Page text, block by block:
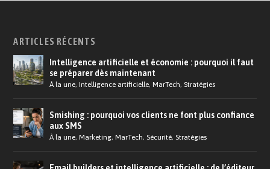
ARTICLES RÉCENTS
Intelligence artificielle et économie : pourquoi il faut
se préparer dès maintenant
À la une,Intelligence artificielle,MarTech, Stratégies
Smishing : pourquoi vos clients ne font plus confiance
aux SMS
À la une,Marketing,MarTech, Sécurité, Stratégies